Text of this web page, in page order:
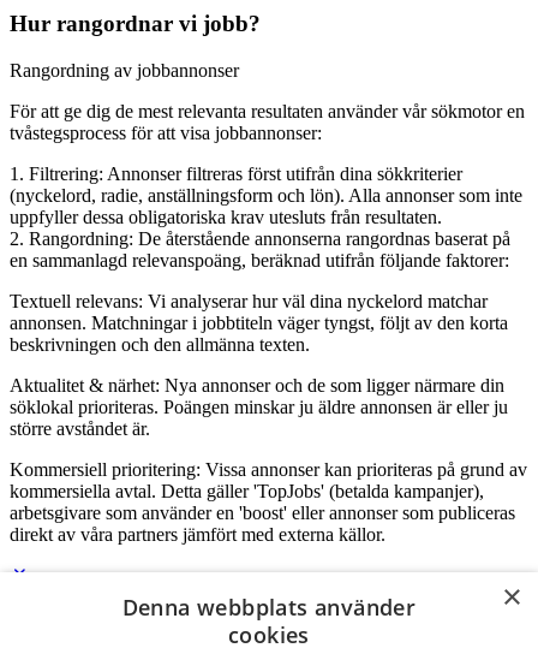
Hur rangordnar vi jobb?
Rangordning av jobbannonser
För att ge dig de mest relevanta resultaten använder vår sökmotor en
tvåstegsprocess för att visa jobbannonser:
1. Filtrering: Annonser filtreras först utifrån dina sökkriterier
(nyckelord, radie, anställningsform och lön). Alla annonser som inte
uppfyller dessa obligatoriska krav utesluts från resultaten.
2. Rangordning: De återstående annonserna rangordnas baserat på
en sammanlagd relevanspoäng, beräknad utifrån följande faktorer:
Textuell relevans: Vi analyserar hur väl dina nyckelord matchar
annonsen. Matchningar i jobbtiteln väger tyngst, följt av den korta
beskrivningen och den allmänna texten.
Aktualitet & närhet: Nya annonser och de som ligger närmare din
söklokal prioriteras. Poängen minskar ju äldre annonsen är eller ju
större avståndet är.
Kommersiell prioritering: Vissa annonser kan prioriteras på grund av
kommersiella avtal. Detta gäller 'TopJobs' (betalda kampanjer),
arbetsgivare som använder en 'boost' eller annonser som publiceras
direkt av våra partners jämfört med externa källor.
Logga in som företag
×
Denna webbplats använder
cookies